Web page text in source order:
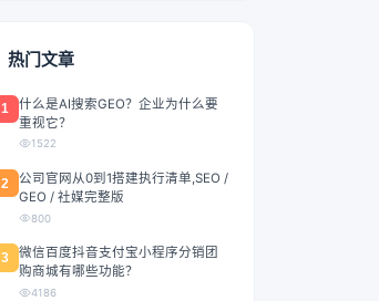
热门文章
1
什么是AI搜索GEO？企业为什么要
重视它？
1522
2
公司官网从0到1搭建执行清单,SEO /
GEO / 社媒完整版
800
3
微信百度抖音支付宝小程序分销团
购商城有哪些功能？
4186